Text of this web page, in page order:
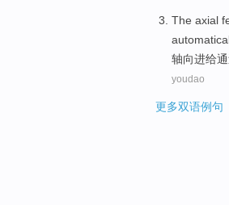
The axial
轴向进给
youdao
更多双语例句